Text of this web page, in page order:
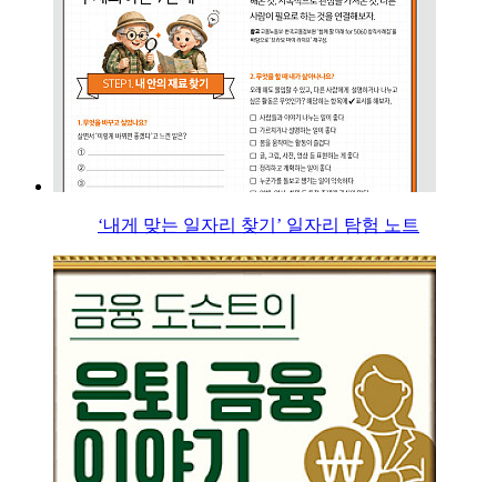
‘내게 맞는 일자리 찾기’ 일자리 탐험 노트